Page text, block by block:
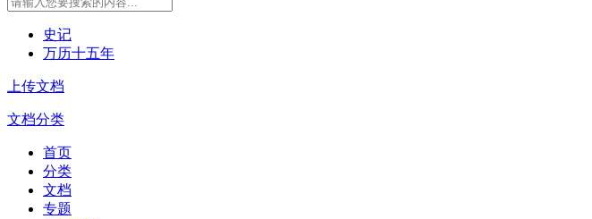
史记
万历十五年
上传文档
文档分类
首页
分类
文档
专题